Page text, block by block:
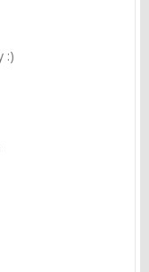
:)